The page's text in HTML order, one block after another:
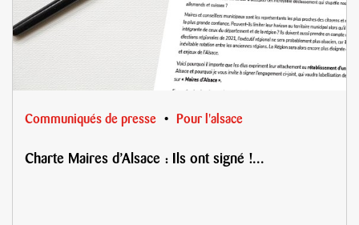
Communiqués de presse Pour l'alsace
Charte Maires d’Alsace : Ils ont signé !...